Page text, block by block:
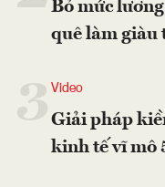
Bỏ mức
quê làm giàu
Video
Giải pháp
kinh tế vĩ mô